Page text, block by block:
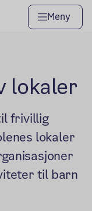
Meny
lokaler
frivillig
lokaler
til barn